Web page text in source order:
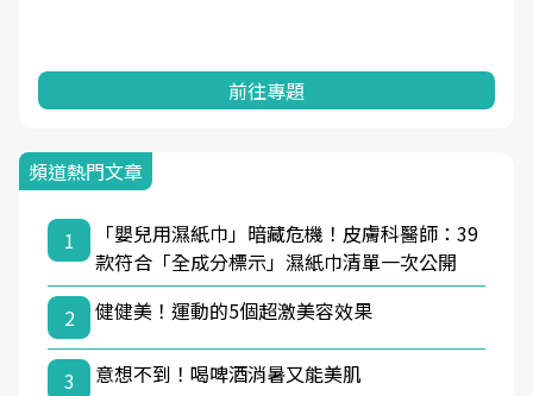
前往專題
頻道熱門文章
1
「嬰兒用濕紙巾」暗藏危機！皮膚科醫師：39
款符合「全成分標示」濕紙巾清單一次公開
2
健健美！運動的5個超激美容效果
3 意想不到！喝啤酒消暑又能美肌